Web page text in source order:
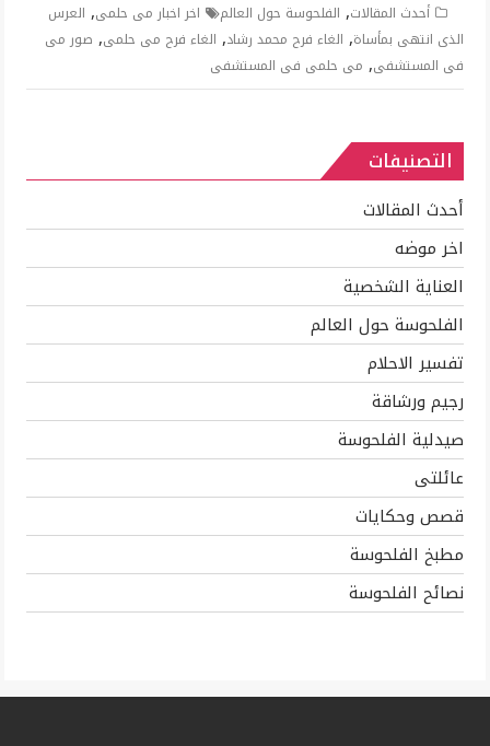
أحدث المقالات, الفلحوسة حول العالم اخر اخبار مى حلمى, العرس
الذى انتهى بمأساة, الغاء فرح محمد رشاد, الغاء فرح مى حلمى, صور مى
فى المستشفى, مى حلمى فى المستشفى
التصنيفات
أحدث المقالات
اخر موضه
العناية الشخصية
الفلحوسة حول العالم
تفسير الاحلام
رجيم ورشاقة
صيدلية الفلحوسة
عائلتى
قصص وحكايات
مطبخ الفلحوسة
نصائح الفلحوسة